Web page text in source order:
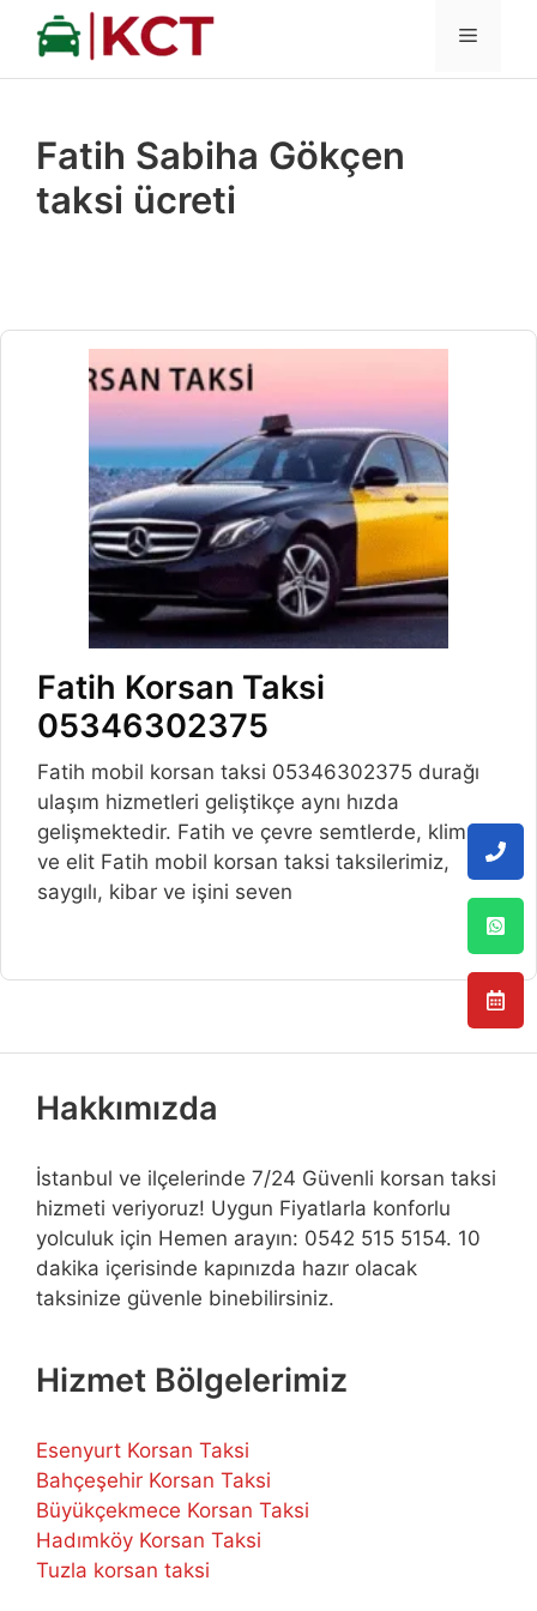
İçeriğe
MENÜ
Fatih Sabiha Gökçen
taksi ücreti
Fatih Korsan Taksi
05346302375
Fatih mobil korsan taksi 05346302375 durağı
ulaşım hizmetleri geliştikçe aynı hızda
gelişmektedir. Fatih ve çevre semtlerde, klimalı
ve elit Fatih mobil korsan taksi taksilerimiz,
saygılı, kibar ve işini seven
Hakkımızda
İstanbul ve ilçelerinde 7/24 Güvenli korsan taksi
hizmeti veriyoruz! Uygun Fiyatlarla konforlu
yolculuk için Hemen arayın: 0542 515 5154. 10
dakika içerisinde kapınızda hazır olacak
taksinize güvenle binebilirsiniz.
Hizmet Bölgelerimiz
Esenyurt Korsan Taksi
Bahçeşehir Korsan Taksi
Büyükçekmece Korsan Taksi
Hadımköy Korsan Taksi
Tuzla korsan taksi